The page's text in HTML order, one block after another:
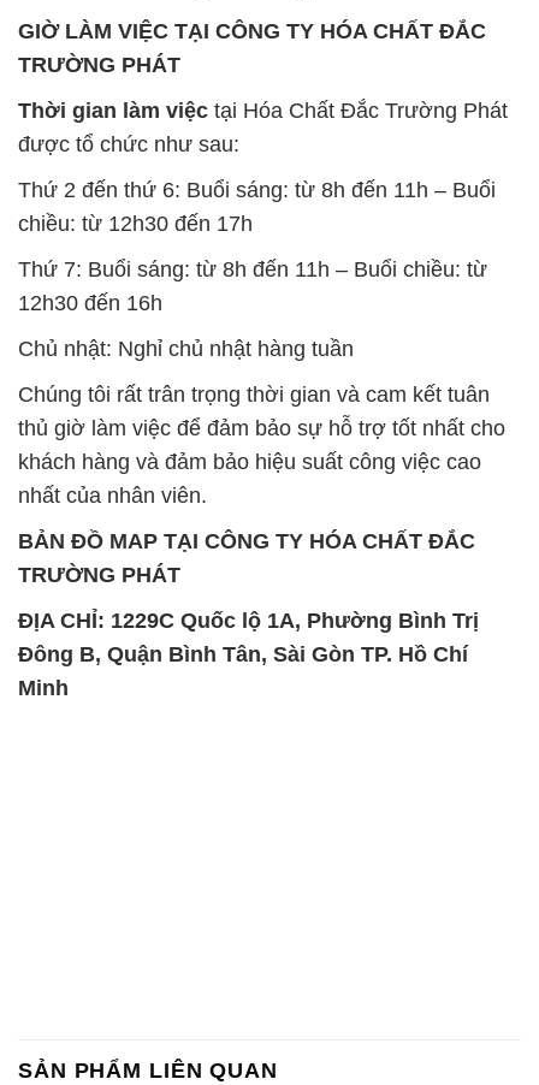
GIỜ LÀM VIỆC TẠI CÔNG TY HÓA CHẤT ĐẮC
TRƯỜNG PHÁT
Thời gian làm việc tại Hóa Chất Đắc Trường Phát
được tổ chức như sau:
Thứ 2 đến thứ 6: Buổi sáng: từ 8h đến 11h – Buổi
chiều: từ 12h30 đến 17h
Thứ 7: Buổi sáng: từ 8h đến 11h – Buổi chiều: từ
12h30 đến 16h
Chủ nhật: Nghỉ chủ nhật hàng tuần
Chúng tôi rất trân trọng thời gian và cam kết tuân
thủ giờ làm việc để đảm bảo sự hỗ trợ tốt nhất cho
khách hàng và đảm bảo hiệu suất công việc cao
nhất của nhân viên.
BẢN ĐỒ MAP TẠI CÔNG TY HÓA CHẤT ĐẮC
TRƯỜNG PHÁT
ĐỊA CHỈ: 1229C Quốc lộ 1A, Phường Bình Trị
Đông B, Quận Bình Tân, Sài Gòn TP. Hồ Chí
Minh
SẢN PHẨM LIÊN QUAN